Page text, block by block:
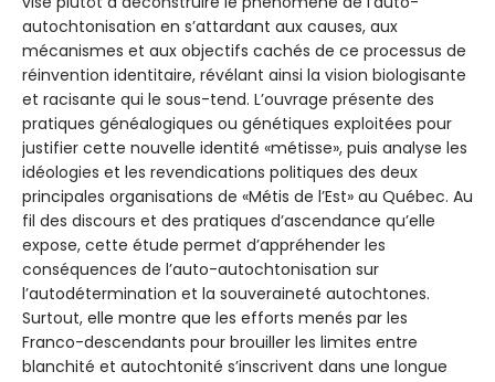
autochtonisation en s’attardant aux causes, aux
mécanismes et aux objectifs cachés de ce processus de
réinvention identitaire, révélant ainsi la vision biologisante
et racisante qui le sous-tend. L’ouvrage présente des
pratiques généalogiques ou génétiques exploitées pour
justifier cette nouvelle identité «métisse», puis analyse les
idéologies et les revendications politiques des deux
principales organisations de «Métis de l’Est» au Québec. Au
fil des discours et des pratiques d’ascendance qu’elle
expose, cette étude permet d’appréhender les
conséquences de l’auto-autochtonisation sur
l’autodétermination et la souveraineté autochtones.
Surtout, elle montre que les efforts menés par les
Franco-descendants pour brouiller les limites entre
blanchité et autochtonité s’inscrivent dans une longue